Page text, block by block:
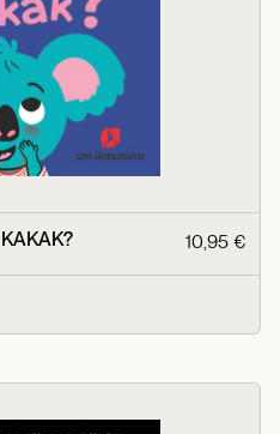
10,95 €